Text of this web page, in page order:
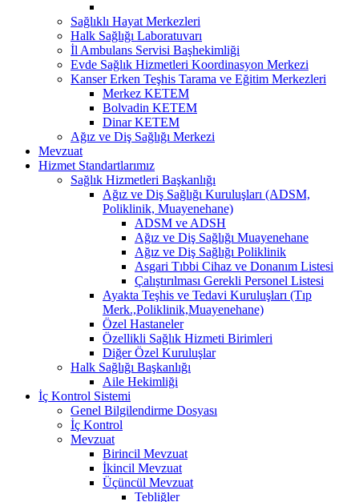
Sağlıklı Hayat Merkezleri
Halk Sağlığı Laboratuvarı
İl Ambulans Servisi Başhekimliği
Evde Sağlık Hizmetleri Koordinasyon Merkezi
Kanser Erken Teşhis Tarama ve Eğitim Merkezleri
Merkez KETEM
Bolvadin KETEM
Dinar KETEM
Ağız ve Diş Sağlığı Merkezi
Mevzuat
Hizmet Standartlarımız
Sağlık Hizmetleri Başkanlığı
Ağız ve Diş Sağlığı Kuruluşları (ADSM,
Poliklinik, Muayenehane)
ADSM ve ADSH
Ağız ve Diş Sağlığı Muayenehane
Ağız ve Diş Sağlığı Poliklinik
Asgari Tıbbi Cihaz ve Donanım Listesi
Çalıştırılması Gerekli Personel Listesi
Ayakta Teşhis ve Tedavi Kuruluşları (Tıp
Merk.,Poliklinik,Muayenehane)
Özel Hastaneler
Özellikli Sağlık Hizmeti Birimleri
Diğer Özel Kuruluşlar
Halk Sağlığı Başkanlığı
Aile Hekimliği
İç Kontrol Sistemi
Genel Bilgilendirme Dosyası
İç Kontrol
Mevzuat
Birincil Mevzuat
İkincil Mevzuat
Üçüncül Mevzuat
Tebliğler